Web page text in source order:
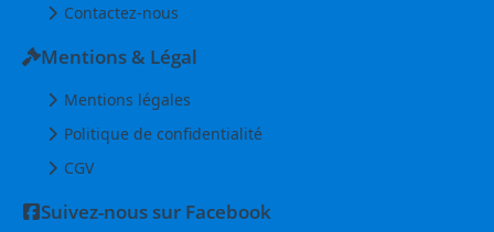
Contactez-nous
Mentions & Légal
Mentions légales
Politique de confidentialité
CGV
Suivez-nous sur Facebook